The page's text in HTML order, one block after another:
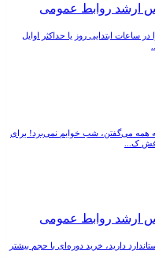
ارشد روابط عمومی
ساعات ابتدایی روز یا حداکثر اوایل
همه می‌گفتن، شب خوابم نمی‌برد! برای
ک...
ارشد روابط عمومی
دارید، خرید دوره‌ای با حجم بیشتر